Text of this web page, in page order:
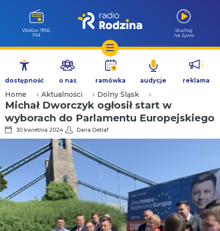
Przejdź
treści
Wołów 99.6
FM
słuchaj
na żywo
dostępność o nas ramówka audycje reklama
Home » Aktualności » Dolny Śląsk »
Michał Dworczyk ogłosił start w
wyborach do Parlamentu Europejskiego
30 kwietnia 2024 Daria Detlaf